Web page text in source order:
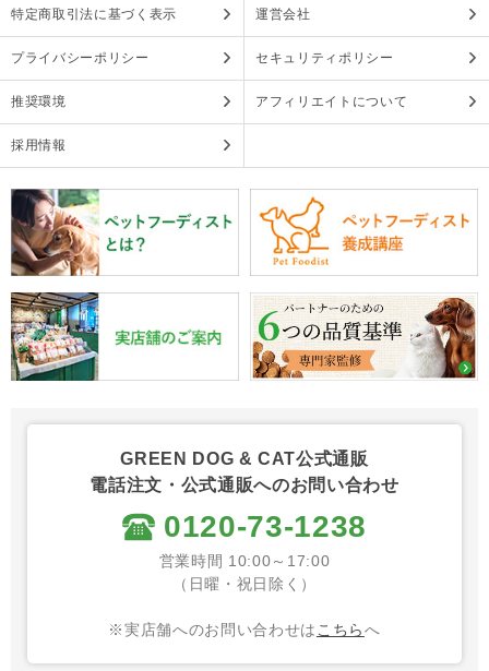
特定商取引法に基づく表示 運営会社
プライバシーポリシー セキュリティポリシー
推奨環境 アフィリエイトについて
採用情報
GREEN DOG & CAT公式通販
電話注文・公式通販へのお問い合わせ
0120-73-1238
営業時間 10:00～17:00
（日曜・祝日除く）
※実店舗へのお問い合わせは こちらへ